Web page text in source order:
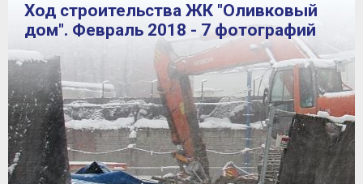
Ход строительства ЖК "Оливковый
дом". Февраль 2018 - 7 фотографий